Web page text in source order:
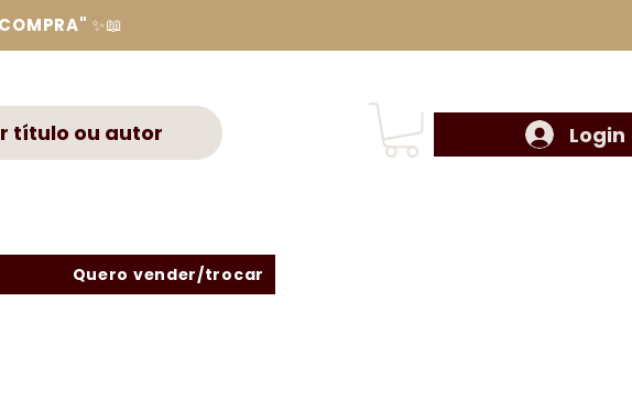
✨📖
título ou autor
Quero vender/trocar
Login